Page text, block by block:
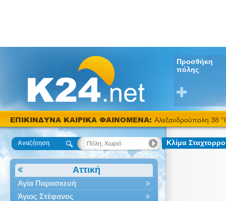
Προσθήκη
πόλης
ΕΠΙΚΙΝΔΥΝΑ ΚΑΙΡΙΚΑ ΦΑΙΝΟΜΕΝΑ: Αλεξανδρούπολη 38
Αναζήτηση
Αττική
Αγία Παρασκευή
Άγιος Στέφανος
Κλίμα